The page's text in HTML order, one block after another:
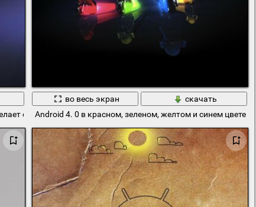
он искусство
во весь экран
скачать
Android 4. 0 в красном, зеленом, желтом и синем цвете